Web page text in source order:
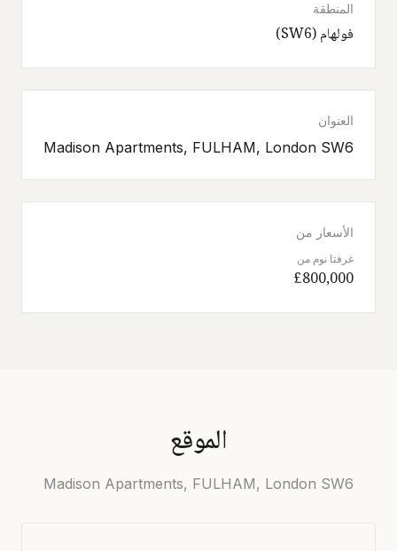
المنطقة
فولهام (SW6)
العنوان
Madison Apartments, FULHAM, London SW6
الأسعار من
غرفتا نوم من
£800,000
الموقع
Madison Apartments, FULHAM, London SW6